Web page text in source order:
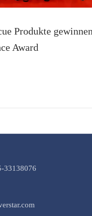
Produkte
Award
33138076